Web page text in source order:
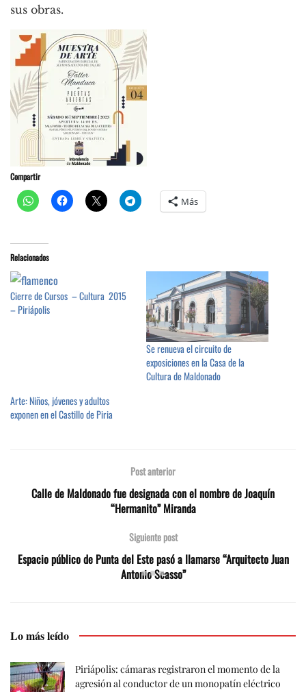
sus obras.
Compartir
Más
Relacionados
Cierre de Cursos – Cultura 2015
– Piriápolis
Se renueva el circuito de
exposiciones en la Casa de la
Cultura de Maldonado
Arte: Niños, jóvenes y adultos
exponen en el Castillo de Piria
Post anterior
Calle de Maldonado fue designada con el nombre de Joaquín
“Hermanito” Miranda
Siguiente post
Espacio público de Punta del Este pasó a llamarse “Arquitecto Juan
Antonio Scasso”
Lo más leído
Piriápolis: cámaras registraron el momento de la
agresión al conductor de un monopatín eléctrico